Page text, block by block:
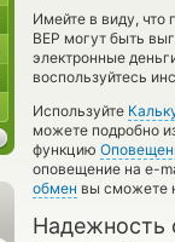
Имейте в виду, что
BEP могут быть
электронные
воспользуйтесь
Используйте
можете подробно
функцию
оповещение на e-
обмен вы сможете
Надежность